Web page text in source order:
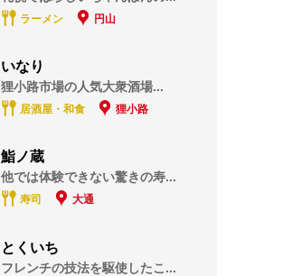
ラーメン 円山
いなり
狸小路市場の人気大衆酒場...
居酒屋・和食 狸小路
鮨ノ蔵
他では体験できない驚きの寿...
寿司 大通
とくいち
フレンチの技法を駆使したこ...